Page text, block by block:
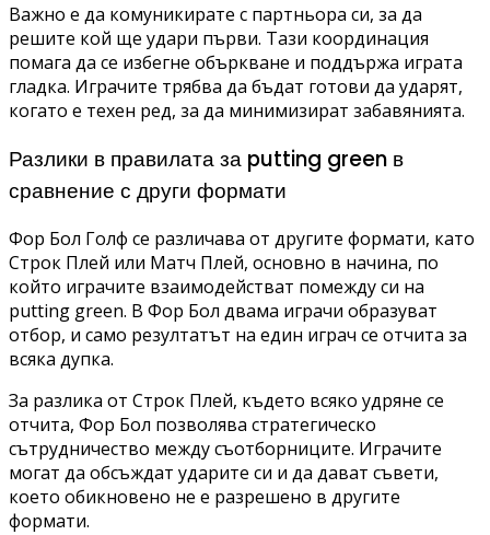
Важно е да комуникирате с партньора си, за да
решите кой ще удари първи. Тази координация
помага да се избегне объркване и поддържа играта
гладка. Играчите трябва да бъдат готови да ударят,
когато е техен ред, за да минимизират забавянията.
Разлики в правилата за putting green в
сравнение с други формати
Фор Бол Голф се различава от другите формати, като
Строк Плей или Матч Плей, основно в начина, по
който играчите взаимодействат помежду си на
putting green. В Фор Бол двама играчи образуват
отбор, и само резултатът на един играч се отчита за
всяка дупка.
За разлика от Строк Плей, където всяко удряне се
отчита, Фор Бол позволява стратегическо
сътрудничество между съотборниците. Играчите
могат да обсъждат ударите си и да дават съвети,
което обикновено не е разрешено в другите
формати.